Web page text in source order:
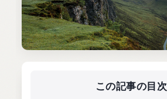
この記事の目次